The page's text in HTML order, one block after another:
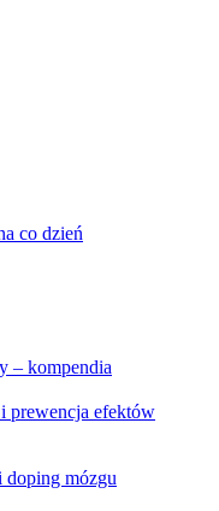
co dzień
kompendia
efektów
mózgu